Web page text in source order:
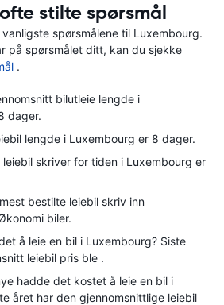
stilte spørsmål
spørsmålene til Luxembourg.
på spørsmålet ditt, kan du sjekke
.
bilutleie lengde i
dager.
lengde i Luxembourg er 8 dager.
skriver for tiden i Luxembourg er
bestilte leiebil skriv inn
biler.
å leie en bil i Luxembourg? Siste
leiebil pris ble .
hadde det kostet å leie en bil i
året har den gjennomsnittlige leiebil